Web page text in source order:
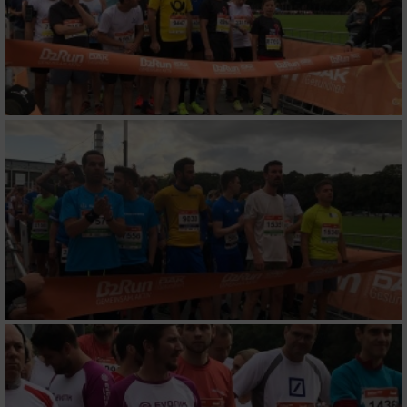
Informationen identifizieren
Nicht-IAB-Verarbeitungszwecke:
Notwendig
Performance
Funktional
Werbung